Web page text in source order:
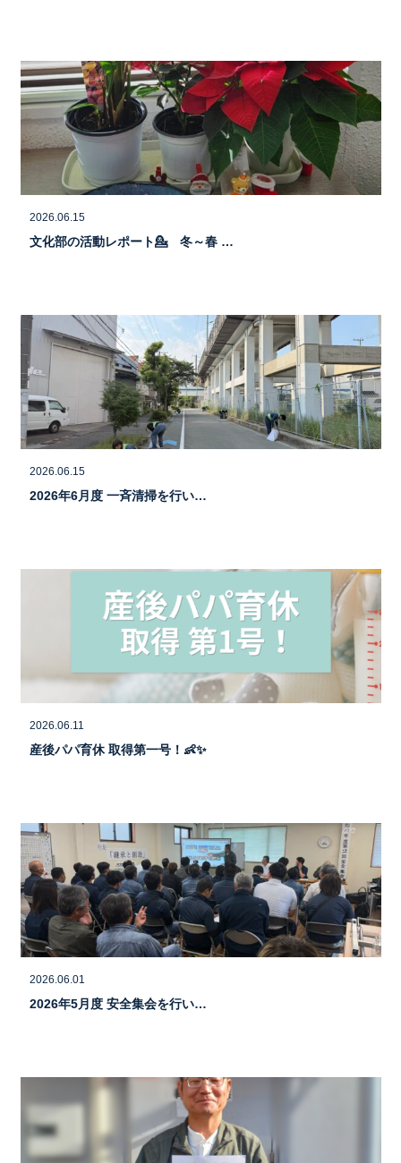
2026.06.15
文化部の活動レポート💁 冬～春 …
2026.06.15
2026年6月度 一斉清掃を行い…
2026.06.11
産後パパ育休 取得第一号！👶✨
2026.06.01
2026年5月度 安全集会を行い…